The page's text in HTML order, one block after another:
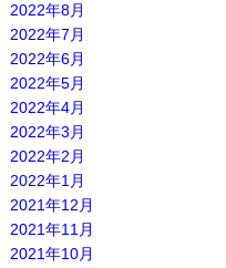
2022年8月
2022年7月
2022年6月
2022年5月
2022年4月
2022年3月
2022年2月
2022年1月
2021年12月
2021年11月
2021年10月